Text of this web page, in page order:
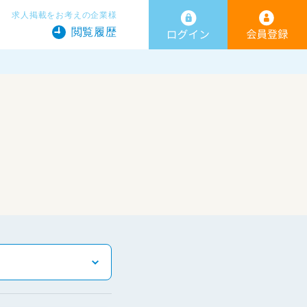
求人掲載をお考えの企業様
閲覧履歴